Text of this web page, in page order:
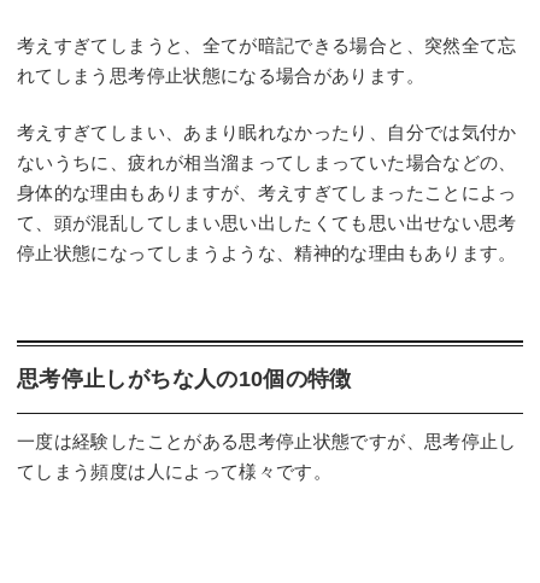
考えすぎてしまうと、全てが暗記できる場合と、突然全て忘
れてしまう思考停止状態になる場合があります。
考えすぎてしまい、あまり眠れなかったり、自分では気付か
ないうちに、疲れが相当溜まってしまっていた場合などの、
身体的な理由もありますが、考えすぎてしまったことによっ
て、頭が混乱してしまい思い出したくても思い出せない思考
停止状態になってしまうような、精神的な理由もあります。
思考停止しがちな人の10個の特徴
一度は経験したことがある思考停止状態ですが、思考停止し
てしまう頻度は人によって様々です。